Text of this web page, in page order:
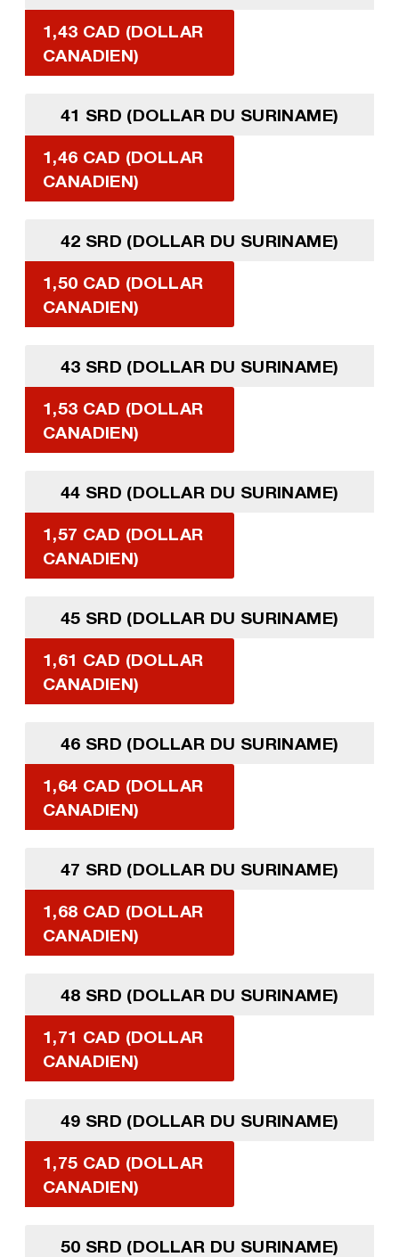
1,43 CAD (DOLLAR
CANADIEN)
41 SRD (DOLLAR DU SURINAME)
1,46 CAD (DOLLAR
CANADIEN)
42 SRD (DOLLAR DU SURINAME)
1,50 CAD (DOLLAR
CANADIEN)
43 SRD (DOLLAR DU SURINAME)
1,53 CAD (DOLLAR
CANADIEN)
44 SRD (DOLLAR DU SURINAME)
1,57 CAD (DOLLAR
CANADIEN)
45 SRD (DOLLAR DU SURINAME)
1,61 CAD (DOLLAR
CANADIEN)
46 SRD (DOLLAR DU SURINAME)
1,64 CAD (DOLLAR
CANADIEN)
47 SRD (DOLLAR DU SURINAME)
1,68 CAD (DOLLAR
CANADIEN)
48 SRD (DOLLAR DU SURINAME)
1,71 CAD (DOLLAR
CANADIEN)
49 SRD (DOLLAR DU SURINAME)
1,75 CAD (DOLLAR
CANADIEN)
50 SRD (DOLLAR DU SURINAME)